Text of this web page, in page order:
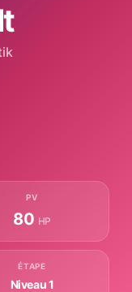
PV
80 HP
ÉTAPE
Niveau 1